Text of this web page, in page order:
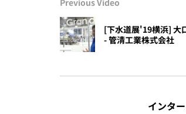
Previous Video
[下水道展'19横浜] 大
- 管清工業株式会社
インタ